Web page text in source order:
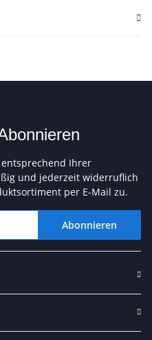
Ihrer
und jederzeit widerruflich
per E-Mail zu.
Abonnieren